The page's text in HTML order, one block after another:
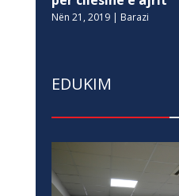
Nën 21, 2019| Barazi
EDUKIM